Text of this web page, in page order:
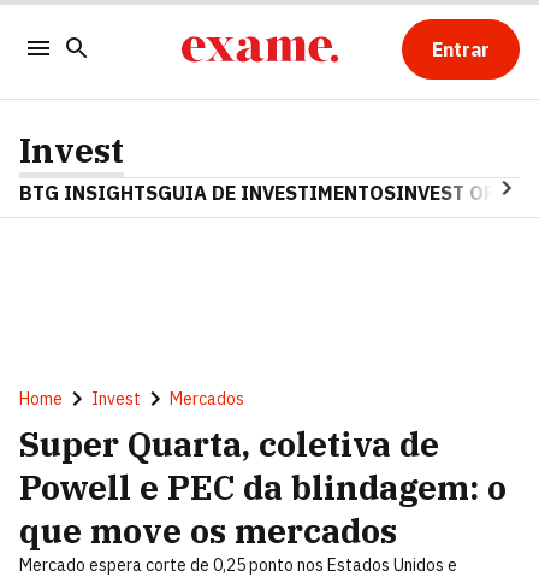
Entrar
Invest
BTG INSIGHTSGUIA DE INVESTIMENTOSINVEST OPINA
Home Invest Mercados
Super Quarta, coletiva de
Powell e PEC da blindagem: o
que move os mercados
Mercado espera corte de 0,25 ponto nos Estados Unidos e